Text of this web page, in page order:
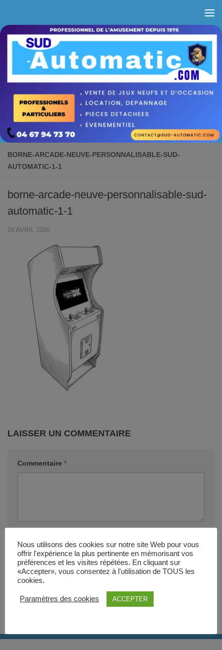
BORNE-ARCADE-NEUVE-PERSONNALISABLE-SUD-
AUTOMATIC-1-1
borne-arcade-neuve-personnalisable-sud-
automatic-1-1
24 AVRIL 2026
LAISSER UN COMMENTAIRE
Commentaire *
Site web
Nous utilisons des cookies sur notre site Web pour vous
offrir l'expérience la plus pertinente en mémorisant vos
préférences et les visites répétées. En cliquant sur
«Accepter», vous consentez à l'utilisation de TOUS les
cookies.
Paramètres des cookies ACCEPTER